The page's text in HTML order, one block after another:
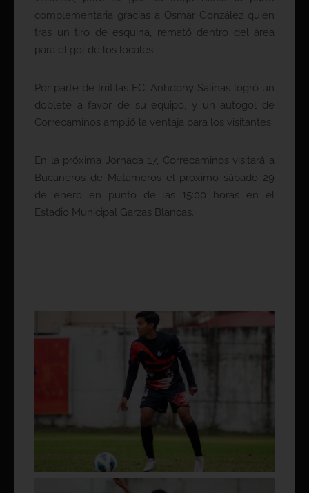
complementaria gracias a Osmar González quien
tras un tiro de esquina, remató dentro del área
para el gol de los locales.
Por parte de Irritilas FC, Anhdony Salinas logró un
doblete a favor de su equipo, y un autogol de
Correcaminos amplió la ventaja para los visitantes.
En la próxima Jornada 17, Correcaminos visitará a
Bucaneros de Matamoros el próximo sábado 29
de enero en punto de las 15:00 horas en el
Estadio Municipal Garzas Blancas.